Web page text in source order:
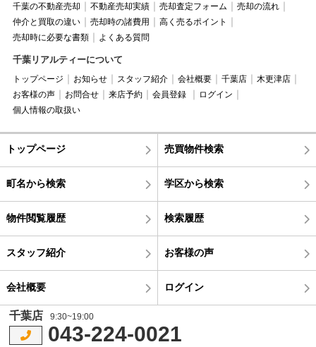
千葉の不動産売却 不動産売却実績 売却査定フォーム
売却の流れ
仲介と買取の違い
売却時の諸費用
高く売るポイント
売却時に必要な書類
よくある質問
千葉リアルティーについて
トップページ お知らせ スタッフ紹介 会社概要 千葉店
木更津店
お客様の声
お問合せ 来店予約 会員登録
ログイン
個人情報の取扱い
トップページ 売買物件検索
町名から検索 学区から検索
物件閲覧履歴 検索履歴
スタッフ紹介 お客様の声
会社概要 ログイン
千葉店 9:30~19:00
043-224-0021